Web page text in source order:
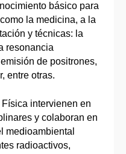
básico para
la medicina, a la
y técnicas: la
resonancia
de positrones,
entre otras.
intervienen en
y colaboran en
medioambiental
radioactivos,